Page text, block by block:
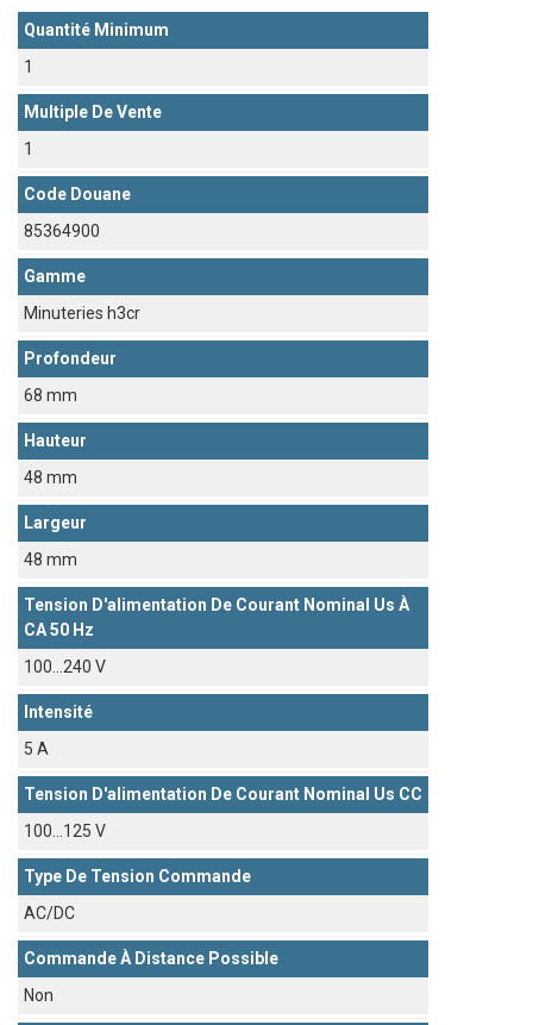
Quantité Minimum
1
Multiple De Vente
1
Code Douane
85364900
Gamme
Minuteries h3cr
Profondeur
68 mm
Hauteur
48 mm
Largeur
48 mm
Tension D'alimentation De Courant Nominal Us À
CA 50 Hz
100...240 V
Intensité
5 A
Tension D'alimentation De Courant Nominal Us CC
100...125 V
Type De Tension Commande
AC/DC
Commande À Distance Possible
Non